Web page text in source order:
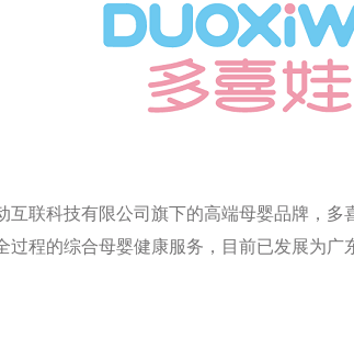
互联科技有限公司旗下的高端母婴品牌，多
过程的综合母婴健康服务，目前已发展为